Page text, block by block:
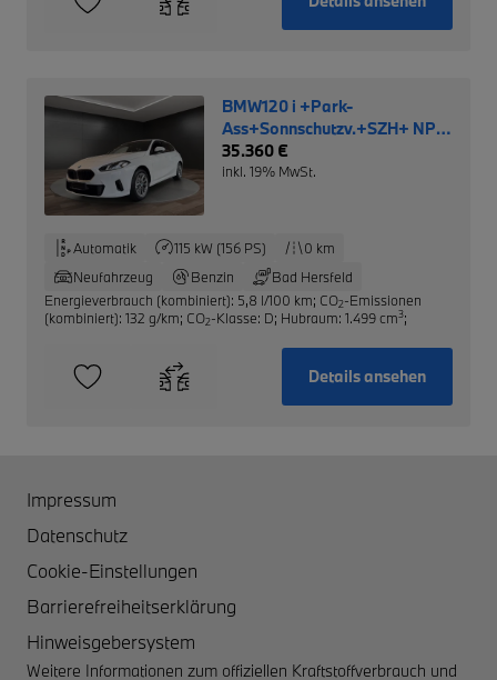
BMW120 i +Park-
Ass+Sonnschutzv.+SZH+ NP:
40.220,- €
35.360 €
inkl. 19% MwSt.
Automatik 115 kW (156 PS)
0 km
Neufahrzeug
Benzin
Bad Hersfeld
Energieverbrauch (kombiniert): 5,8 l/100 km; CO2-Emissionen
(kombiniert): 132 g/km; CO2-Klasse: D; Hubraum: 1.499 cm3;
Details ansehen
Impressum
Datenschutz
Cookie-Einstellungen
Barrierefreiheitserklärung
Hinweisgebersystem
Weitere Informationen zum offiziellen Kraftstoffverbrauch und